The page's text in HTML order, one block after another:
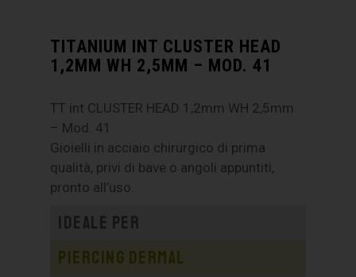
TITANIUM INT CLUSTER HEAD
1,2MM WH 2,5MM – MOD. 41
TT int CLUSTER HEAD 1,2mm WH 2,5mm
– Mod. 41
Gioielli in acciaio chirurgico di prima
qualità, privi di bave o angoli appuntiti,
pronto all’uso.
Ideale per
Piercing dermal